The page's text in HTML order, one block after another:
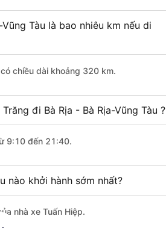
Tàu là bao nhiêu km nếu di
chiều dài khoảng 320 km.
đi Bà Rịa - Bà Rịa-Vũng Tàu ?
9:10 đến 21:40.
nào khởi hành sớm nhất?
nhà xe Tuấn Hiệp.